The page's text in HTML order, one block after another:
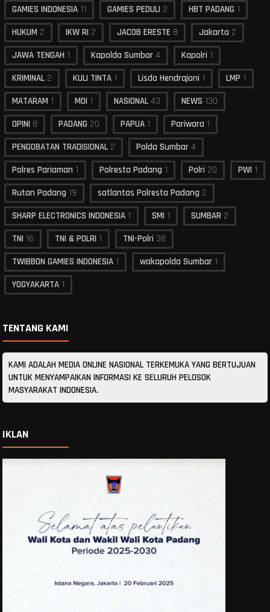
GAMIES INDONESIA 11 GAMIES PEDULI 2 HBT PADANG 1
HUKUM 2 IKW RI 2 JACOB ERESTE 8 Jakarta 2
JAWA TENGAH 1 Kapolda Sumbar 4 Kapolri 1
KRIMINAL 2 KULI TINTA 1 Lisda Hendrajoni 1 LMP 1
MATARAM 1 MOI 1 NASIONAL 43 NEWS 130
OPINI 8 PADANG 20 PAPUA 1 Pariwara 1
PENGOBATAN TRADISIONAL 2 Polda Sumbar 4
Polres Pariaman 1 Polresta Padang 1 Polri 20 PWI 1
Rutan Padang 19 satlantas Polresta Padang 2
SHARP ELECTRONICS INDONESIA 1 SMI 1 SUMBAR 2
TNI 16 TNI & POLRI 1 TNI-Polri 38
TWIBBON GAMIES INDONESIA 1 wakapolda Sumbar 1
YOGYAKARTA 1
TENTANG KAMI
KAMI ADALAH MEDIA ONLINE NASIONAL TERKEMUKA YANG BERTUJUAN
UNTUK MENYAMPAIKAN INFORMASI KE SELURUH PELOSOK
MASYARAKAT INDONESIA.
IKLAN